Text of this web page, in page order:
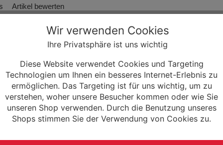
Artikel bewerten
(inkl. Adapterplatte)
4
Adapterplatte KS-X07 zur Montage an allen Haibike Fullys
Wir verwenden Cookies
Ihre Privatsphäre ist uns wichtig
Diese Website verwendet Cookies und Targeting
Technologien um Ihnen ein besseres Internet-Erlebnis zu
ermöglichen. Das Targeting ist für uns wichtig, um zu
verstehen, woher unsere Besucher kommen oder wie Sie
unseren Shop verwenden. Durch die Benutzung unseres
Shops stimmen Sie der Verwendung von Cookies zu.